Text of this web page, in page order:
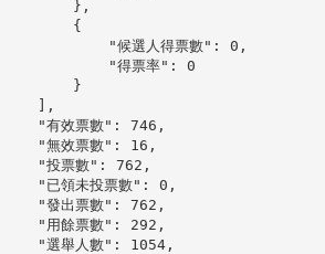
        },
        {
            "候選人得票數": 0,
            "得票率": 0
        }
    ],
    "有效票數": 746,
    "無效票數": 16,
    "投票數": 762,
    "已領未投票數": 0,
    "發出票數": 762,
    "用餘票數": 292,
    "選舉人數": 1054,